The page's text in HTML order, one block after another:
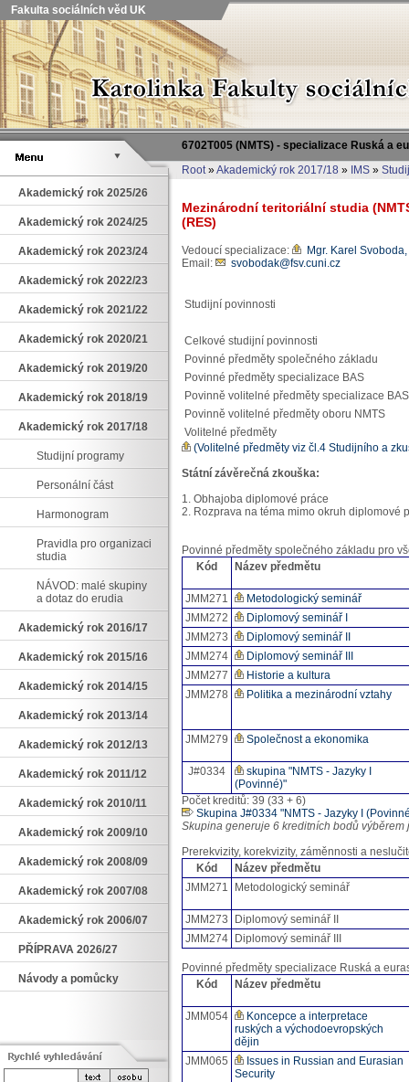
Fakulta sociálních věd UK
6702T005 (NMTS) - specializace Ruská a
Root»Akademický rok 2017/18 » IMS »
Akademický rok 2025/26
Akademický rok 2024/25
Akademický rok 2023/24
Akademický rok 2022/23
Akademický rok 2021/22
Akademický rok 2020/21
Akademický rok 2019/20
Akademický rok 2018/19
Akademický rok 2017/18
Studijní programy
Personální část
Harmonogram
Pravidla pro organizaci
studia
NÁVOD: malé skupiny
a dotaz do erudia
Akademický rok 2016/17
Akademický rok 2015/16
Akademický rok 2014/15
Akademický rok 2013/14
Akademický rok 2012/13
Akademický rok 2011/12
Akademický rok 2010/11
Akademický rok 2009/10
Akademický rok 2008/09
Akademický rok 2007/08
Akademický rok 2006/07
PŘÍPRAVA 2026/27
Návody a pomůcky
Mezinárodní teritoriální studia
(RES)
Vedoucí specializace:
Mgr. Karel
Email:
svobodak@fsv.cuni.cz
Studijní povinnosti
Celkové studijní povinnosti
Povinné předměty společného základu
Povinné předměty specializace BAS
Povinně volitelné předměty specializace BAS
Povinně volitelné předměty oboru NMTS
Volitelné předměty
(Volitelné předměty viz čl.4 Studijního a
Státní závěrečná zkouška:
1. Obhajoba diplomové práce
2. Rozprava na téma mimo okruh diplomové
Povinné předměty společného základu pro
Kód
Název předmětu
JMM271
Metodologický seminář
JMM272
Diplomový seminář I
JMM273
Diplomový seminář II
JMM274
Diplomový seminář III
JMM277
Historie a kultura
JMM278
Politika a mezinárodní vztahy
JMM279 Společnost a ekonomika
J#0334
skupina "NMTS - Jazyky I
(Povinné)"
Počet kreditů: 39 (33 + 6)
Skupina J#0334 "NMTS - Jazyky I
Skupina generuje 6 kreditních bodů
Prerekvizity, korekvizity, záměnnosti a
Kód
Název předmětu
JMM271
Metodologický seminář
JMM273
Diplomový seminář II
JMM274
Diplomový seminář III
Povinné předměty specializace Ruská a
Kód
Název předmětu
JMM054
Koncepce a interpretace
ruských a východoevropských
dějin
JMM065
Issues in Russian and Eurasian
Security